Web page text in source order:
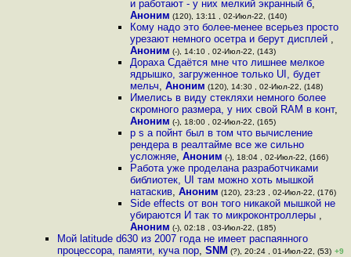
и работают - у них мелкий экранный б,
Аноним (120), 13:11 , 02-Июл-22, (140)
Кому надо это более-менее всерьез просто
урезают немного осетра и берут дисплей ,
Аноним (-), 14:10 , 02-Июл-22, (143)
Дораха Сдаётся мне что лишнее мелкое
ядрышко, загруженное только UI, будет
мельч, Аноним (120), 14:30 , 02-Июл-22, (148)
Имелись в виду стекляхи немного более
скромного размера, у них свой RAM в конт,
Аноним (-), 18:00 , 02-Июл-22, (165)
p s а пойнт был в том что вычисление
рендера в реалтайме все же сильно
усложняе, Аноним (-), 18:04 , 02-Июл-22, (166)
Работа уже проделана разработчиками
библиотек, UI там можно хоть мышкой
натаскив, Аноним (120), 23:23 , 02-Июл-22, (176)
Side effects от вон того никакой мышкой не
убираются И так то микроконтроллеры ,
Аноним (-), 02:18 , 03-Июл-22, (185)
Мой latitude d630 из 2007 года не имеет распаянного
процессора, памяти, куча пор, SNM (?), 20:24 , 01-Июл-22, (53) +9